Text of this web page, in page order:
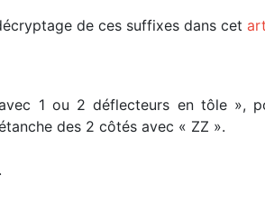
de ces suffixes dans cet
1 ou 2 déflecteurs en tôle »,
des 2 côtés avec « ZZ ».
.